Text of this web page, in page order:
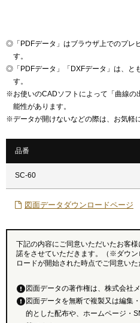
◎ 「PDFデータ」はブラウザ上でのプ
す。
◎ 「PDFデータ」「DXFデータ」は、
す。
※お使いのCADソフトによって「曲線
能性があります。
※データが開けないなどの際は、お気軽
品番
SC-60
図面データダウンロードページ
下記の内容にご同意いただいたお客
諾をさせていただきます。（※ダウ
ロードが開始された時点でご同意いた
図面データの著作権は、株式会社
図面データを無断で複製又は編集
的とした配布や、ホームページ・